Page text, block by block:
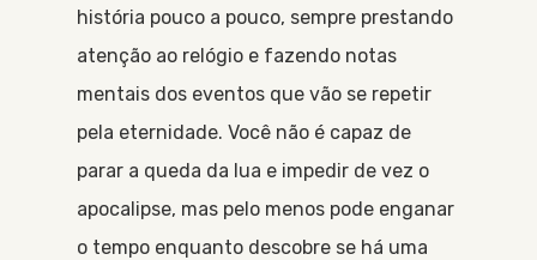
história pouco a pouco, sempre prestando
atenção ao relógio e fazendo notas
mentais dos eventos que vão se repetir
pela eternidade. Você não é capaz de
parar a queda da lua e impedir de vez o
apocalipse, mas pelo menos pode enganar
o tempo enquanto descobre se há uma